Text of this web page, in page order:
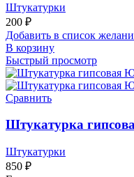
Штукатурки
200 ₽
Добавить в список
В корзину
Быстрый просмотр
Сравнить
Штукатурка
Штукатурки
850 ₽